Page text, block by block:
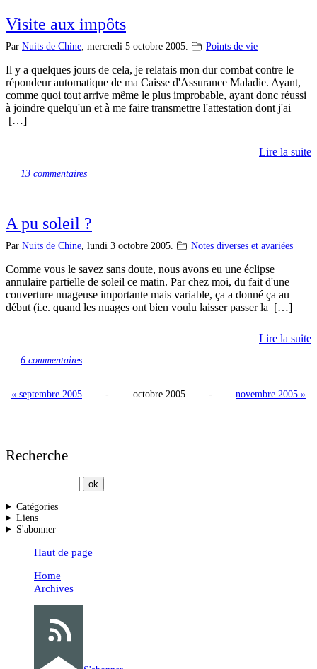
Visite aux impôts
Par Nuits de Chine, mercredi 5 octobre 2005. Points de vie
Il y a quelques jours de cela, je relatais mon dur combat contre le
répondeur automatique de ma Caisse d'Assurance Maladie. Ayant,
comme quoi tout arrive même le plus improbable, ayant donc réussi
à joindre quelqu'un et à me faire transmettre l'attestation dont j'ai
[…]
Lire la suite
13 commentaires
A pu soleil ?
Par Nuits de Chine lundi 3 octobre 2005. Notes diverses et avariées
Comme vous le savez sans doute, nous avons eu une éclipse
annulaire partielle de soleil ce matin. Par chez moi, du fait d'une
couverture nuageuse importante mais variable, ça a donné ça au
début (i.e. quand les nuages ont bien voulu laisser passer la […]
Lire la suite
6 commentaires
« septembre 2005 - octobre 2005 - novembre 2005 »
Recherche
Catégories
Liens
S'abonner
Haut de page
Home
Archives